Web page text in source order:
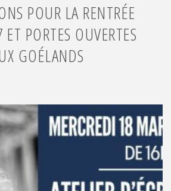
POUR LA RENTRÉE
PORTES OUVERTES
GOÉLANDS